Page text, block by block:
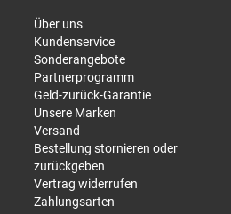
Über uns
Kundenservice
Sonderangebote
Partnerprogramm
Geld-zurück-Garantie
Unsere Marken
Versand
Bestellung stornieren oder
zurückgeben
Vertrag widerrufen
Zahlungsarten